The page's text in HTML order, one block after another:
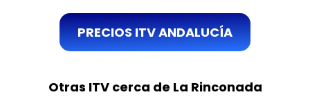
PRECIOS ITV ANDALUCÍA
Otras ITV cerca de La Rinconada